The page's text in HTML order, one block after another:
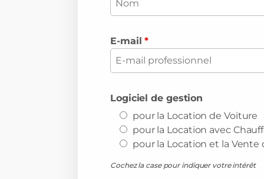
E-mail*
Logiciel de gestion
pour la Location de Voiture
pour la Location avec
pour la Location et la Vente
Cochez la case pour indiquer votre intérêt